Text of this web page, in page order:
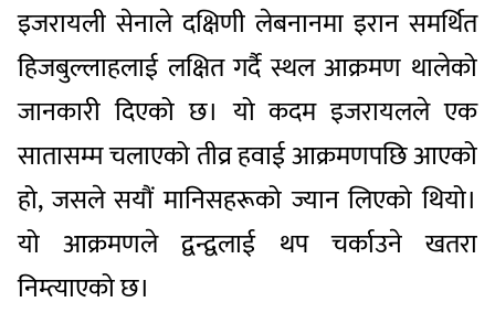
इजरायली सेनाले दक्षिणी लेबनानमा इरान समर्थित
हिजबुल्लाहलाई लक्षित गर्दै स्थल आक्रमण थालेको
जानकारी दिएको छ। यो कदम इजरायलले एक
सातासम्म चलाएको तीव्र हवाई आक्रमणपछि आएको
हो, जसले सयौं मानिसहरूको ज्यान लिएको थियो।
यो आक्रमणले द्वन्द्वलाई थप चर्काउने खतरा
निम्त्याएको छ।